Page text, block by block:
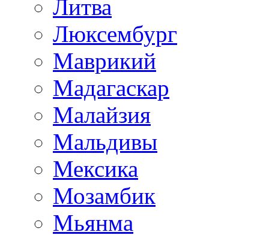
Литва
Люксембург
Маврикий
Мадагаскар
Малайзия
Мальдивы
Мексика
Мозамбик
Мьянма